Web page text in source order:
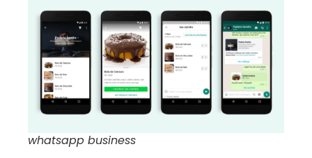
whatsapp business